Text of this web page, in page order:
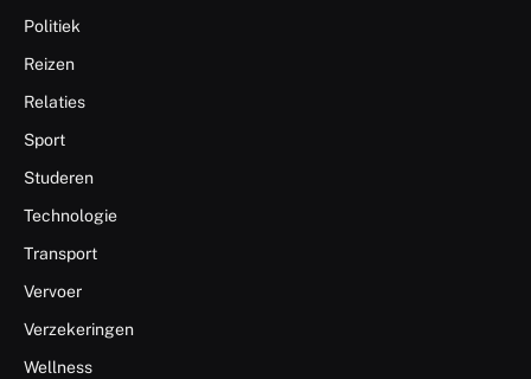
Politiek
Reizen
Relaties
Sport
Studeren
Technologie
Transport
Vervoer
Verzekeringen
Wellness